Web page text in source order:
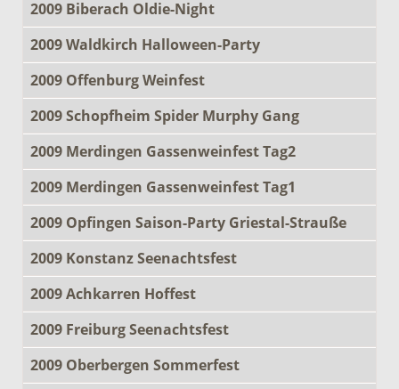
2009 Biberach Oldie-Night
2009 Waldkirch Halloween-Party
2009 Offenburg Weinfest
2009 Schopfheim Spider Murphy Gang
2009 Merdingen Gassenweinfest Tag2
2009 Merdingen Gassenweinfest Tag1
2009 Opfingen Saison-Party Griestal-Strauße
2009 Konstanz Seenachtsfest
2009 Achkarren Hoffest
2009 Freiburg Seenachtsfest
2009 Oberbergen Sommerfest